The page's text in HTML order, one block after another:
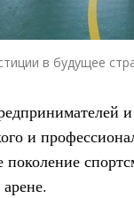
в будущее
и
поколение